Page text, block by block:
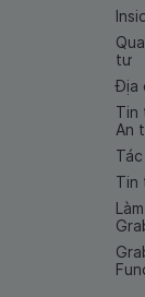
tư
Địa
Tin
An
Tin